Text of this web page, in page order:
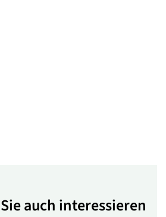
auch interessieren